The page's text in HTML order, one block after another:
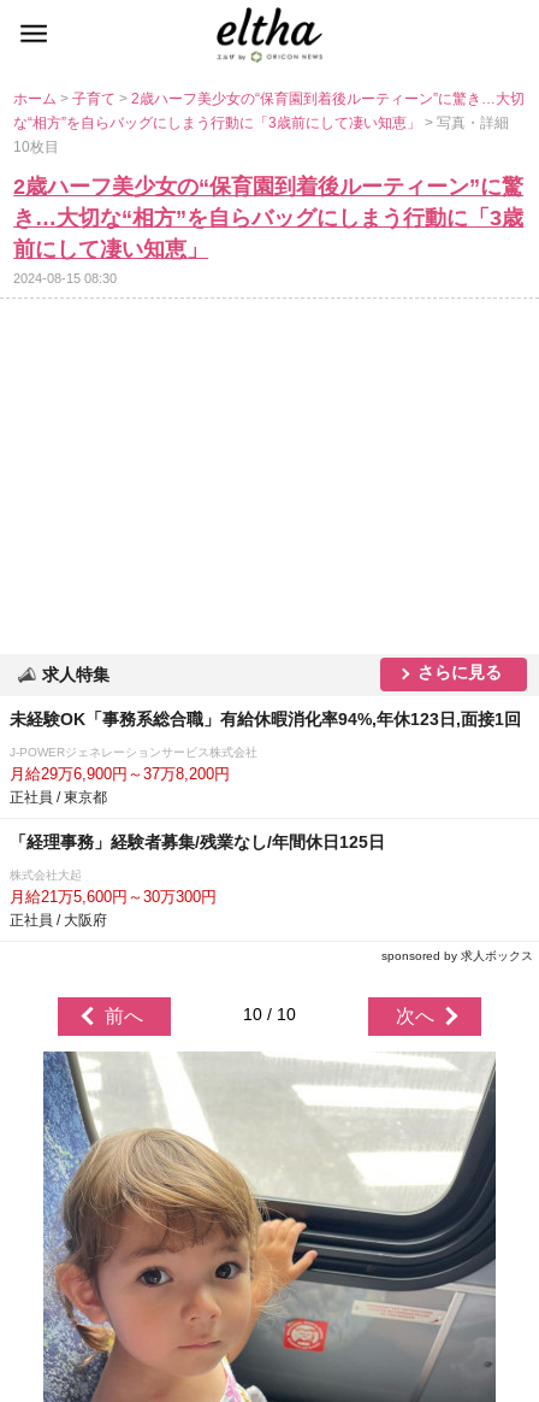
ホーム>子育て>2歳ハーフ美少女の“保育園到着後ルーティーン”に驚き…大切
な“相方”を自らバッグにしまう行動に「3歳前にして凄い知恵」> 写真・詳細
10枚目
2歳ハーフ美少女の“保育園到着後ルーティーン”に驚
き…大切な“相方”を自らバッグにしまう行動に「3歳
前にして凄い知恵」
2024-08-15 08:30
求人特集 さらに見る
未経験OK「事務系総合職」有給休暇消化率94%,年休123日,面接1回
J-POWERジェネレーションサービス株式会社
月給29万6,900円～37万8,200円
正社員 / 東京都
「経理事務」経験者募集/残業なし/年間休日125日
株式会社大起
月給21万5,600円～30万300円
正社員 / 大阪府
sponsored by 求人ボックス
前へ 10 / 10 次へ